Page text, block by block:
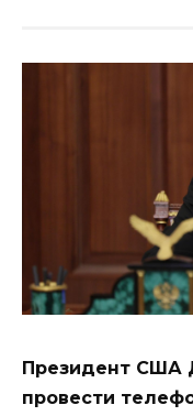
Президент США
провести